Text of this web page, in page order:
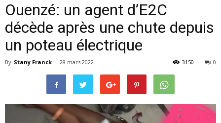
Ouenzé: un agent d’E2C
décède après une chute depuis
un poteau électrique
By Stany Franck - 28 mars 2022 0
3150